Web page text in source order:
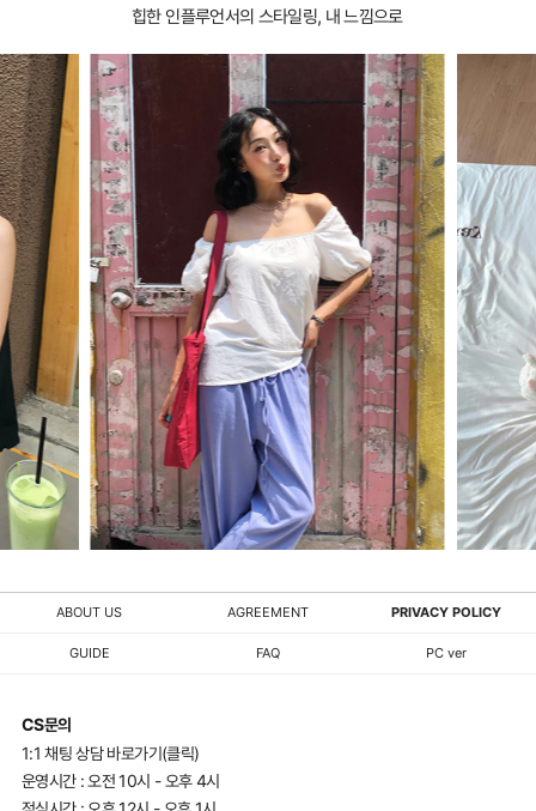
힙한 인플루언서의 스타일링, 내 느낌으로
ABOUT US AGREEMENT PRIVACY POLICY
GUIDE FAQ PC ver
CS문의
1:1 채팅 상담 바로가기(클릭)
운영시간 : 오전 10시 - 오후 4시